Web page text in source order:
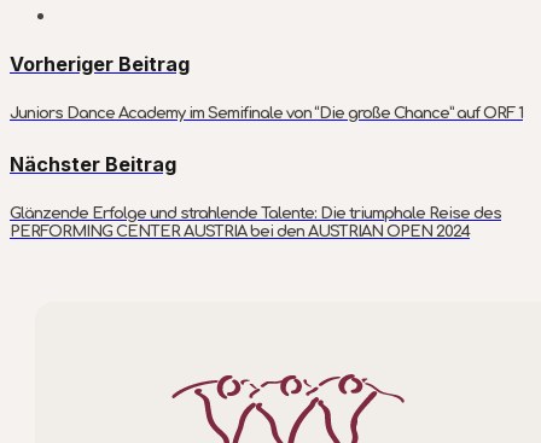
Vorheriger Beitrag
Juniors Dance Academy im Semifinale von “Die große Chance” auf ORF 1
Nächster Beitrag
Glänzende Erfolge und strahlende Talente: Die triumphale Reise des
PERFORMING CENTER AUSTRIA bei den AUSTRIAN OPEN 2024